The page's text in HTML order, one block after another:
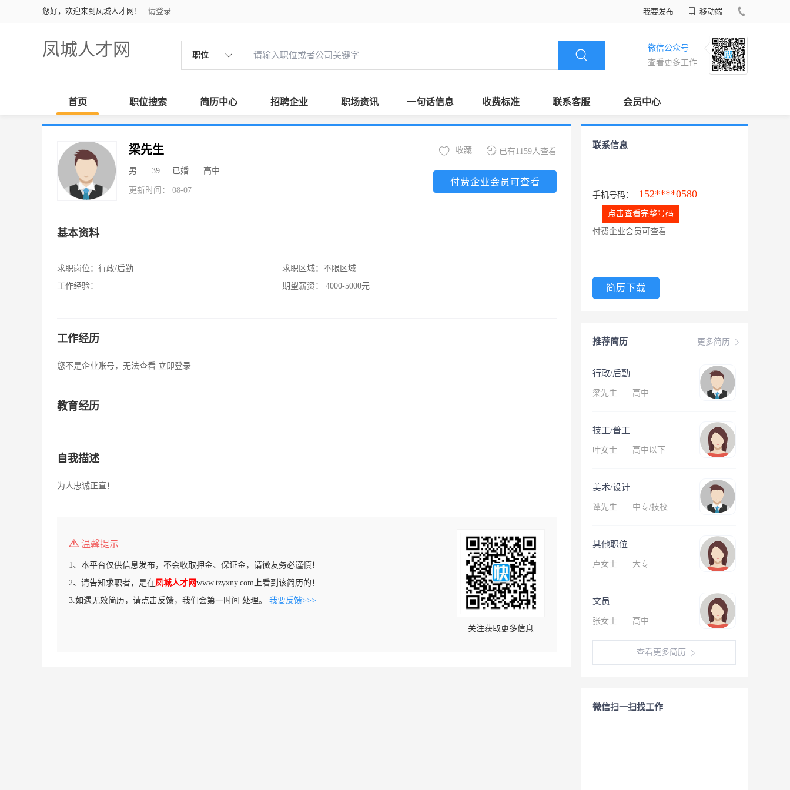
您好，欢迎来到凤城人才网！ 请登录 我要发布 移动端
凤城人才网 职位
微信公众号
查看更多工作
首页 职位搜索 简历中心 招聘企业 职场资讯 一句话信息 收费标准 联系客服 会员中心
梁先生
男 39 已婚 高中
更新时间： 08-07
已有1159人查看
收藏
付费企业会员可查看
基本资料
求职岗位： 行政/后勤
工作经验：
求职区域： 不限区域
期望薪资：
4000-5000元
工作经历
您不是企业账号，无法查看 立即登录
教育经历
自我描述
为人忠诚正直！
温馨提示
1、本平台仅供信息发布，不会收取押金、保证金，请微友务必谨慎！
2、请告知求职者，是在凤城人才网www.tzyxny.com上看到该简历的！
3.如遇无效简历，请点击反馈，我们会第一时间 处理。 我要反馈>>>
关注获取更多信息
联系信息
手机号码： 152****0580
点击查看完整号码
付费企业会员可查看
简历下载
更多简历
推荐简历
行政/后勤
梁先生 · 高中
技工/普工
叶女士 · 高中以下
美术/设计
谭先生 · 中专/技校
其他职位
卢女士 · 大专
文员
张女士 · 高中
查看更多简历
微信扫一扫找工作